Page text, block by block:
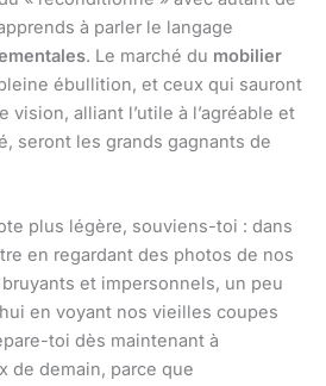
à parler le langage
. Le marché du mobilier
ébullition, et ceux qui sauront
vision, alliant l’utile à l’agréable et
seront les grands gagnants de
plus légère, souviens-toi : dans
en regardant des photos de nos
et impersonnels, un peu
en voyant nos vieilles coupes
toi dès maintenant à
de demain, parce que